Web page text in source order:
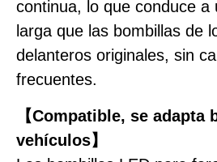
continua, lo que conduce a
larga que las bombillas de
delanteros originales, sin
frecuentes.
【Compatible, se adapta
vehículos】